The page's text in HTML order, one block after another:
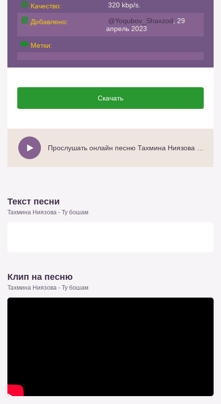
Качество: 320 kbp/s.
Добавлено: @Yoqubov_Shaxzod , 29
апрель 2023
Метки:
Скачать
Текст песни
Тахмина Ниязова - Ту бошам
Клип на песню
Тахмина Ниязова - Ту бошам